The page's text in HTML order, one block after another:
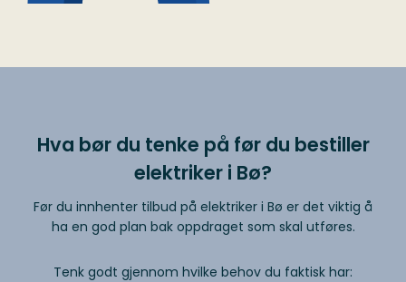
Hva bør du tenke på før du bestiller
elektriker i Bø?
Før du innhenter tilbud på elektriker i Bø er det viktig å
ha en god plan bak oppdraget som skal utføres.
Tenk godt gjennom hvilke behov du faktisk har: